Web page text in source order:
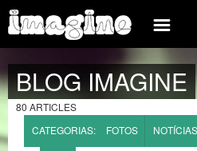
BRAZIL
EVENTOS
INSCREVA-SE
CADASTRE-SE
LOGIN
BLOG IMAGINE
80 ARTICLES
CATEGORIAS:
FOTOS NOTÍCIAS